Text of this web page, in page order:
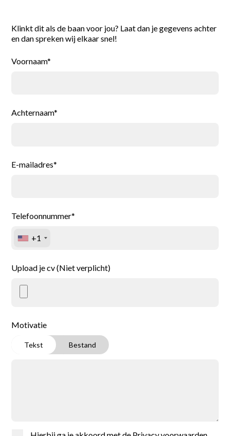
Klinkt dit als de baan voor jou? Laat dan je gegevens achter
en dan spreken wij elkaar snel!
Voornaam*
Achternaam*
E-mailadres*
Telefoonnummer*
+1
Upload je cv (Niet verplicht)
Motivatie
Tekst Bestand